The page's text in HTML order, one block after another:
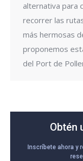
alternativa para
recorrer las
más hermosas
proponemos
del Port de
Obtén
Inscríbete ahora y